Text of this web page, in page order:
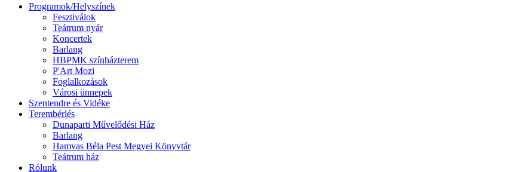
Programok/Helyszínek
Fesztiválok
Teátrum nyár
Koncertek
Barlang
HBPMK színházterem
P'Art Mozi
Foglalkozások
Városi ünnepek
Szentendre és Vidéke
Terembérlés
Dunaparti Művelődési Ház
Barlang
Hamvas Béla Pest Megyei Könyvtár
Teátrum ház
Rólunk